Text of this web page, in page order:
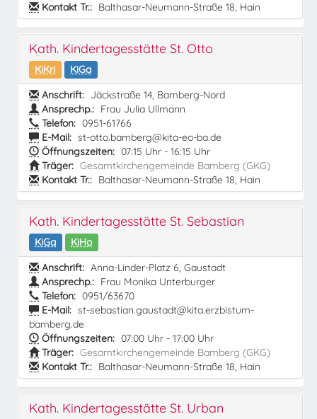
Kontakt Tr.: Balthasar-Neumann-Straße 18, Hain
Kath. Kindertagesstätte St. Otto
KiKri
KiGa
Anschrift: Jäckstraße 14, Bamberg-Nord
Ansprechp.: Frau Julia Ullmann
Telefon: 0951-61766
E-Mail: st-otto.bamberg@kita-eo-ba.de
Öffnungszeiten: 07:15 Uhr - 16:15 Uhr
Träger: Gesamtkirchengemeinde Bamberg (GKG)
Kontakt Tr.: Balthasar-Neumann-Straße 18, Hain
Kath. Kindertagesstätte St. Sebastian
KiGa
KiHo
Anschrift: Anna-Linder-Platz 6, Gaustadt
Ansprechp.: Frau Monika Unterburger
Telefon: 0951/63670
E-Mail: st-sebastian.gaustadt@kita.erzbistum-
bamberg.de
Öffnungszeiten: 07:00 Uhr - 17:00 Uhr
Träger: Gesamtkirchengemeinde Bamberg (GKG)
Kontakt Tr.: Balthasar-Neumann-Straße 18, Hain
Kath. Kindertagesstätte St. Urban